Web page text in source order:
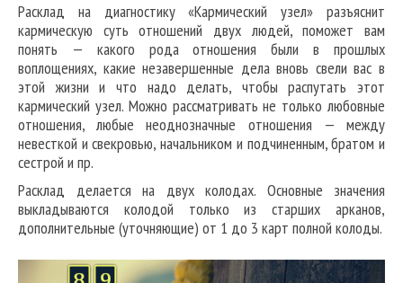
Расклад на диагностику «Кармический узел» разъяснит
кармическую суть отношений двух людей, поможет вам
понять — какого рода отношения были в прошлых
воплощениях, какие незавершенные дела вновь свели вас в
этой жизни и что надо делать, чтобы распутать этот
кармический узел. Можно рассматривать не только любовные
отношения, любые неоднозначные отношения — между
невесткой и свекровью, начальником и подчиненным, братом и
сестрой и пр.
Расклад делается на двух колодах. Основные значения
выкладываются колодой только из старших арканов,
дополнительные (уточняющие) от 1 до 3 карт полной колоды.